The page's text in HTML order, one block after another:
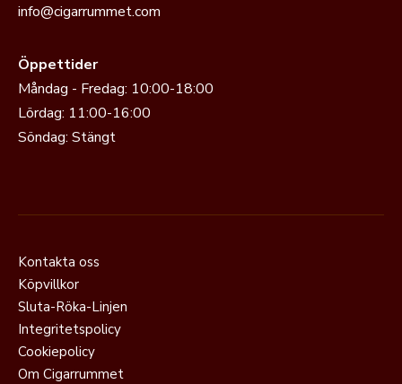
info@cigarrummet.com
Öppettider
Måndag - Fredag: 10:00-18:00
Lördag: 11:00-16:00
Söndag: Stängt
Kontakta oss
Köpvillkor
Sluta-Röka-Linjen
Integritetspolicy
Cookiepolicy
Om Cigarrummet